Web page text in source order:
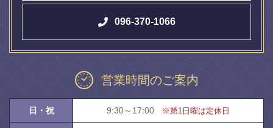
096-370-1066
営業時間のご案内
日・祝 9:30～17:00 ※第1日曜は定休日